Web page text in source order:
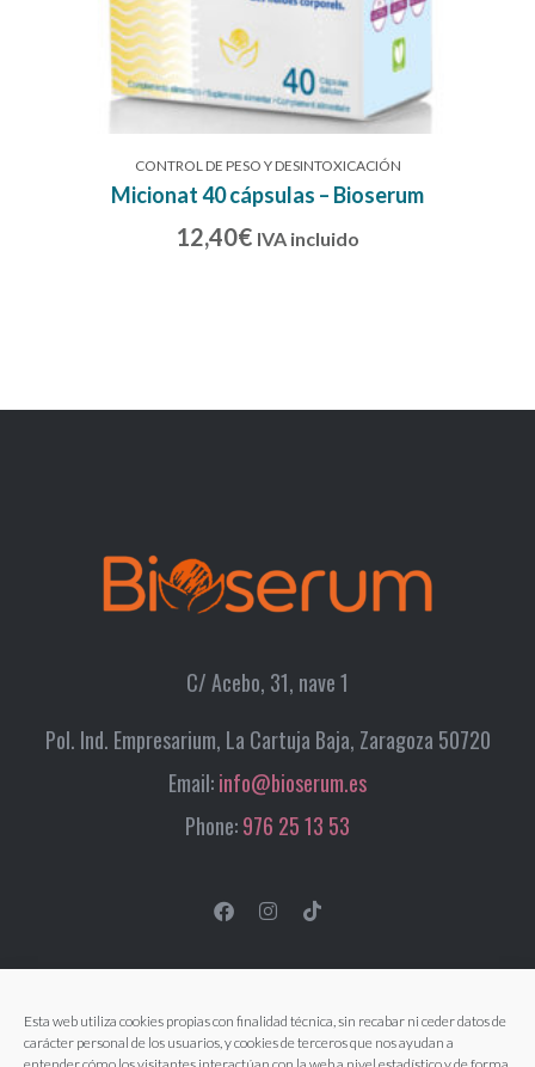
Esta web utiliza cookies propias con finalidad técnica, sin recabar ni ceder datos de
carácter personal de los usuarios, y cookies de terceros que nos ayudan a
CONTROL DE PESO Y DESINTOXICACIÓN
Micionat 40 cápsulas – Bioserum
12,40€ IVA incluido
C/ Acebo, 31, nave 1
Pol. Ind. Empresarium, La Cartuja Baja, Zaragoza 50720
Email:info@bioserum.es
Phone:976 25 13 53